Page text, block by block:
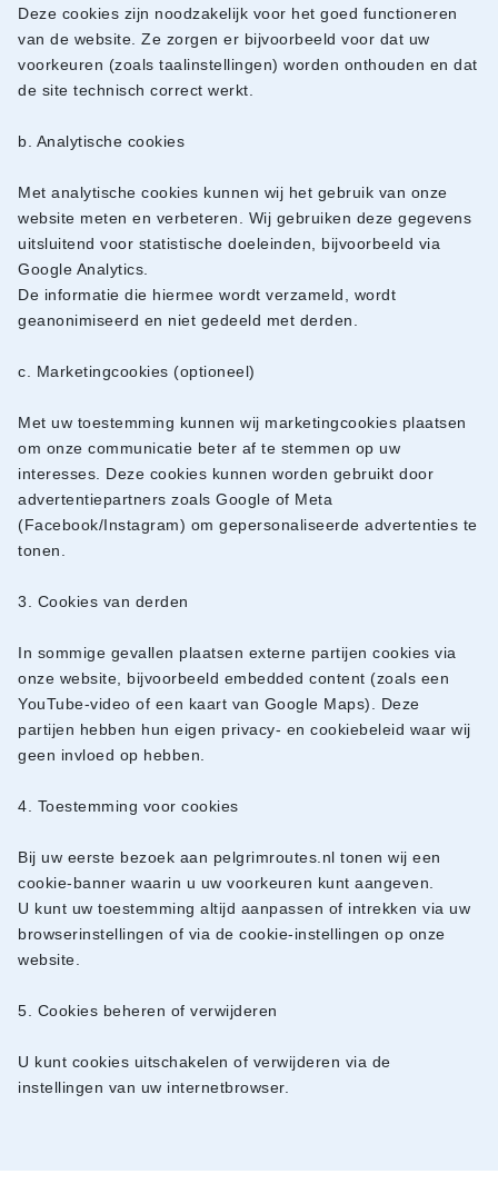
Deze cookies zijn noodzakelijk voor het goed functioneren
van de website. Ze zorgen er bijvoorbeeld voor dat uw
voorkeuren (zoals taalinstellingen) worden onthouden en dat
de site technisch correct werkt.
b. Analytische cookies
Met analytische cookies kunnen wij het gebruik van onze
website meten en verbeteren. Wij gebruiken deze gegevens
uitsluitend voor statistische doeleinden, bijvoorbeeld via
Google Analytics.
De informatie die hiermee wordt verzameld, wordt
geanonimiseerd en niet gedeeld met derden.
c. Marketingcookies (optioneel)
Met uw toestemming kunnen wij marketingcookies plaatsen
om onze communicatie beter af te stemmen op uw
interesses. Deze cookies kunnen worden gebruikt door
advertentiepartners zoals Google of Meta
(Facebook/Instagram) om gepersonaliseerde advertenties te
tonen.
3. Cookies van derden
In sommige gevallen plaatsen externe partijen cookies via
onze website, bijvoorbeeld embedded content (zoals een
YouTube-video of een kaart van Google Maps). Deze
partijen hebben hun eigen privacy- en cookiebeleid waar wij
geen invloed op hebben.
4. Toestemming voor cookies
Bij uw eerste bezoek aan pelgrimroutes.nl tonen wij een
cookie-banner waarin u uw voorkeuren kunt aangeven.
U kunt uw toestemming altijd aanpassen of intrekken via uw
browserinstellingen of via de cookie-instellingen op onze
website.
5. Cookies beheren of verwijderen
U kunt cookies uitschakelen of verwijderen via de
instellingen van uw internetbrowser.